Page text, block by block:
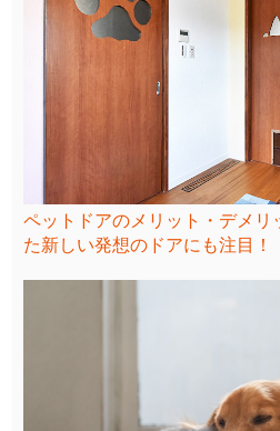
ペットドアのメリット・デメリ
た新しい発想のドアにも注目！